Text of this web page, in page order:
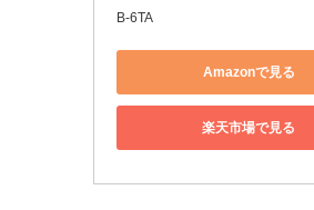
B-6TA
Amazonで見る
楽天市場で見る